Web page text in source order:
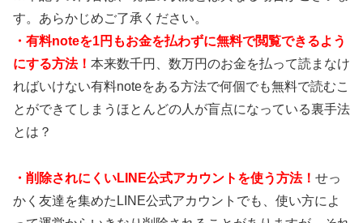
す。あらかじめご了承ください。
・有料noteを1円もお金を払わずに無料で閲覧できるよう
にする方法！ 本来数千円、数万円のお金を払って読まなけ
ればいけない有料noteをある方法で何個でも無料で読むこ
とができてしまうほとんどの人が盲点になっている裏手法
とは？
・ 削除されにくいLINE公式アカウントを使う方法！ せっ
かく友達を集めたLINE公式アカウントでも、使い方によ